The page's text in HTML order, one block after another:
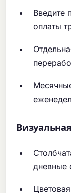
Введите
оплаты
дневные